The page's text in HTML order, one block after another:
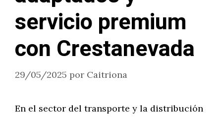
servicio premium
con Crestanevada
29/05/2025 por Caitriona
En el sector del transporte y la distribución